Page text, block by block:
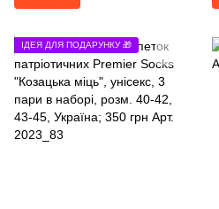
ІДЕЯ ДЛЯ ПОДАРУНКУ 🎁